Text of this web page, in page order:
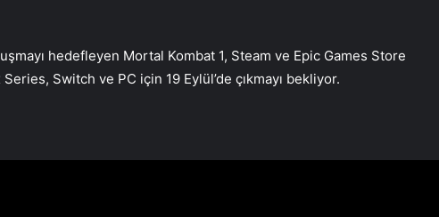
hedefleyen Mortal Kombat 1, Steam ve Epic Games Store
Switch ve PC için 19 Eylül’de çıkmayı bekliyor.